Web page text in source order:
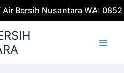
Bersih Nusantara WA: